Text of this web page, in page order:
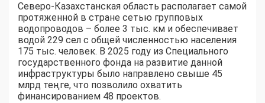
Северо-Казахстанская область располагает самой
протяженной в стране сетью групповых
водопроводов – более 3 тыс. км и обеспечивает
водой 229 сел с общей численностью населения
175 тыс. человек. В 2025 году из Специального
государственного фонда на развитие данной
инфраструктуры было направлено свыше 45
млрд теңге, что позволило охватить
финансированием 48 проектов.